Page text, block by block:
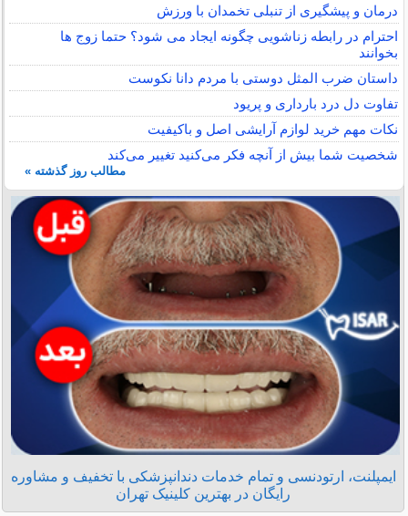
درمان و پیشگیری از تنبلی تخمدان با ورزش
احترام در رابطه زناشویی چگونه ایجاد می شود؟ حتما زوج ها
بخوانند
داستان ضرب المثل دوستی با مردم دانا نكوست
تفاوت دل درد بارداری و پریود
نکات مهم خرید لوازم آرایشی اصل و باکیفیت
شخصیت شما بیش از آنچه فکر می‌کنید تغییر می‌کند
مطالب روز گذشته »
ایمپلنت، ارتودنسی و تمام خدمات دندانپزشکی با تخفیف و مشاوره
رایگان در بهترین کلینیک تهران